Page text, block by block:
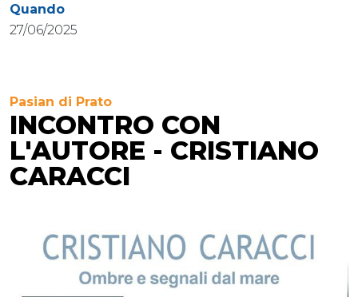
Quando
27/06/2025
Pasian di Prato
INCONTRO CON
L'AUTORE - CRISTIANO
CARACCI